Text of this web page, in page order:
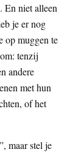
En niet alleen
je er nog
op muggen te
tenzij
andere
met hun
of het
maar stel je